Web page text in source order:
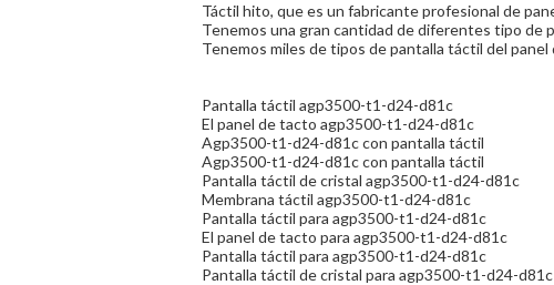
Táctil hito, que es un fabricante profesional de
Tenemos una gran cantidad de diferentes tipo de
Tenemos miles de tipos de pantalla táctil del panel
Pantalla táctil agp3500-t1-d24-d81c
El panel de tacto agp3500-t1-d24-d81c
Agp3500-t1-d24-d81c con pantalla táctil
Agp3500-t1-d24-d81c con pantalla táctil
Pantalla táctil de cristal agp3500-t1-d24-d81c
Membrana táctil agp3500-t1-d24-d81c
Pantalla táctil para agp3500-t1-d24-d81c
El panel de tacto para agp3500-t1-d24-d81c
Pantalla táctil para agp3500-t1-d24-d81c
Pantalla táctil de cristal para agp3500-t1-d24-d81c